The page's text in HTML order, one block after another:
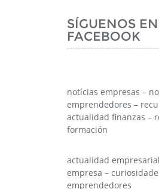
SÍGUENOS EN
FACEBOOK
notícias empresas –
emprendedores –
actualidad finanzas –
formación
actualidad
empresa –
emprendedores